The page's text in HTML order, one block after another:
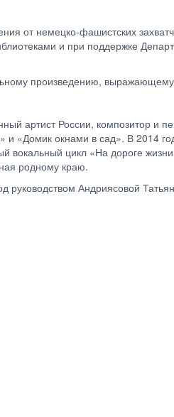
от немецко-фашистских
и при поддержке
произведению,
артист России, композитор и
и «Домик окнами в сад». В 2014
вокальный цикл «На дороге
родному краю.
руководством Андриясовой